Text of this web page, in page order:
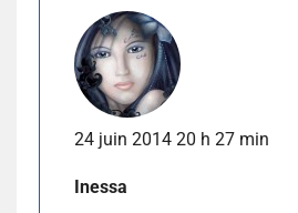
24 juin 2014 20 h 27 min
Inessa